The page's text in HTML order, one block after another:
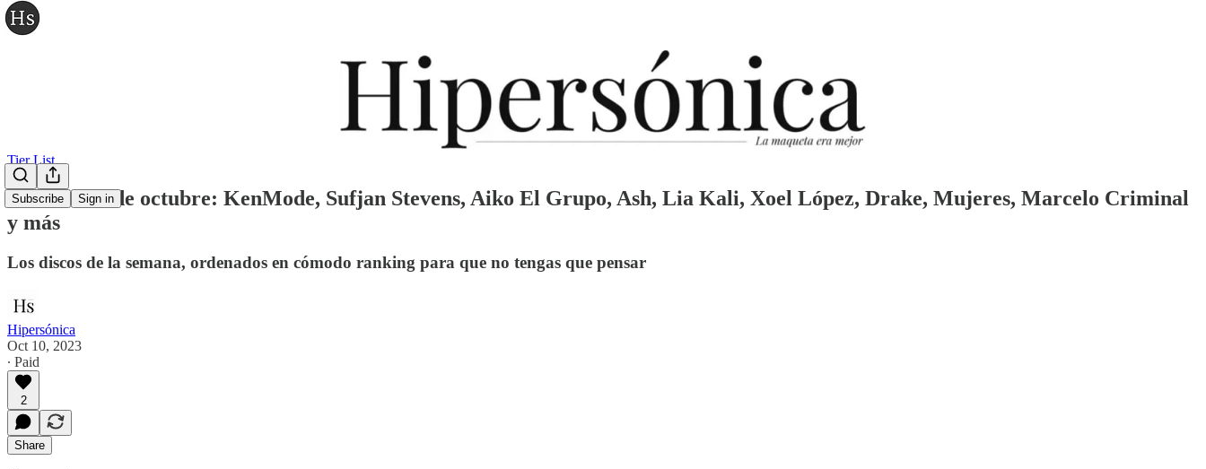
Subscribe Sign in
Tier List
Tier list 10 de octubre: KenMode, Sufjan Stevens, Aiko El Grupo, Ash, Lia Kali, Xoel López, Drake, Mujeres, Marcelo Criminal
y más
Los discos de la semana, ordenados en cómodo ranking para que no tengas que pensar
Hipersónica
Oct 10, 2023
∙ Paid
2
Share